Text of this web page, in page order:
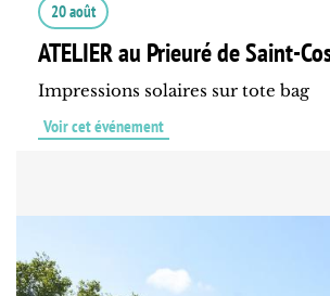
20 août
ATELIER au Prieuré de Saint-
Impressions solaires sur tote bag
Voir cet événement